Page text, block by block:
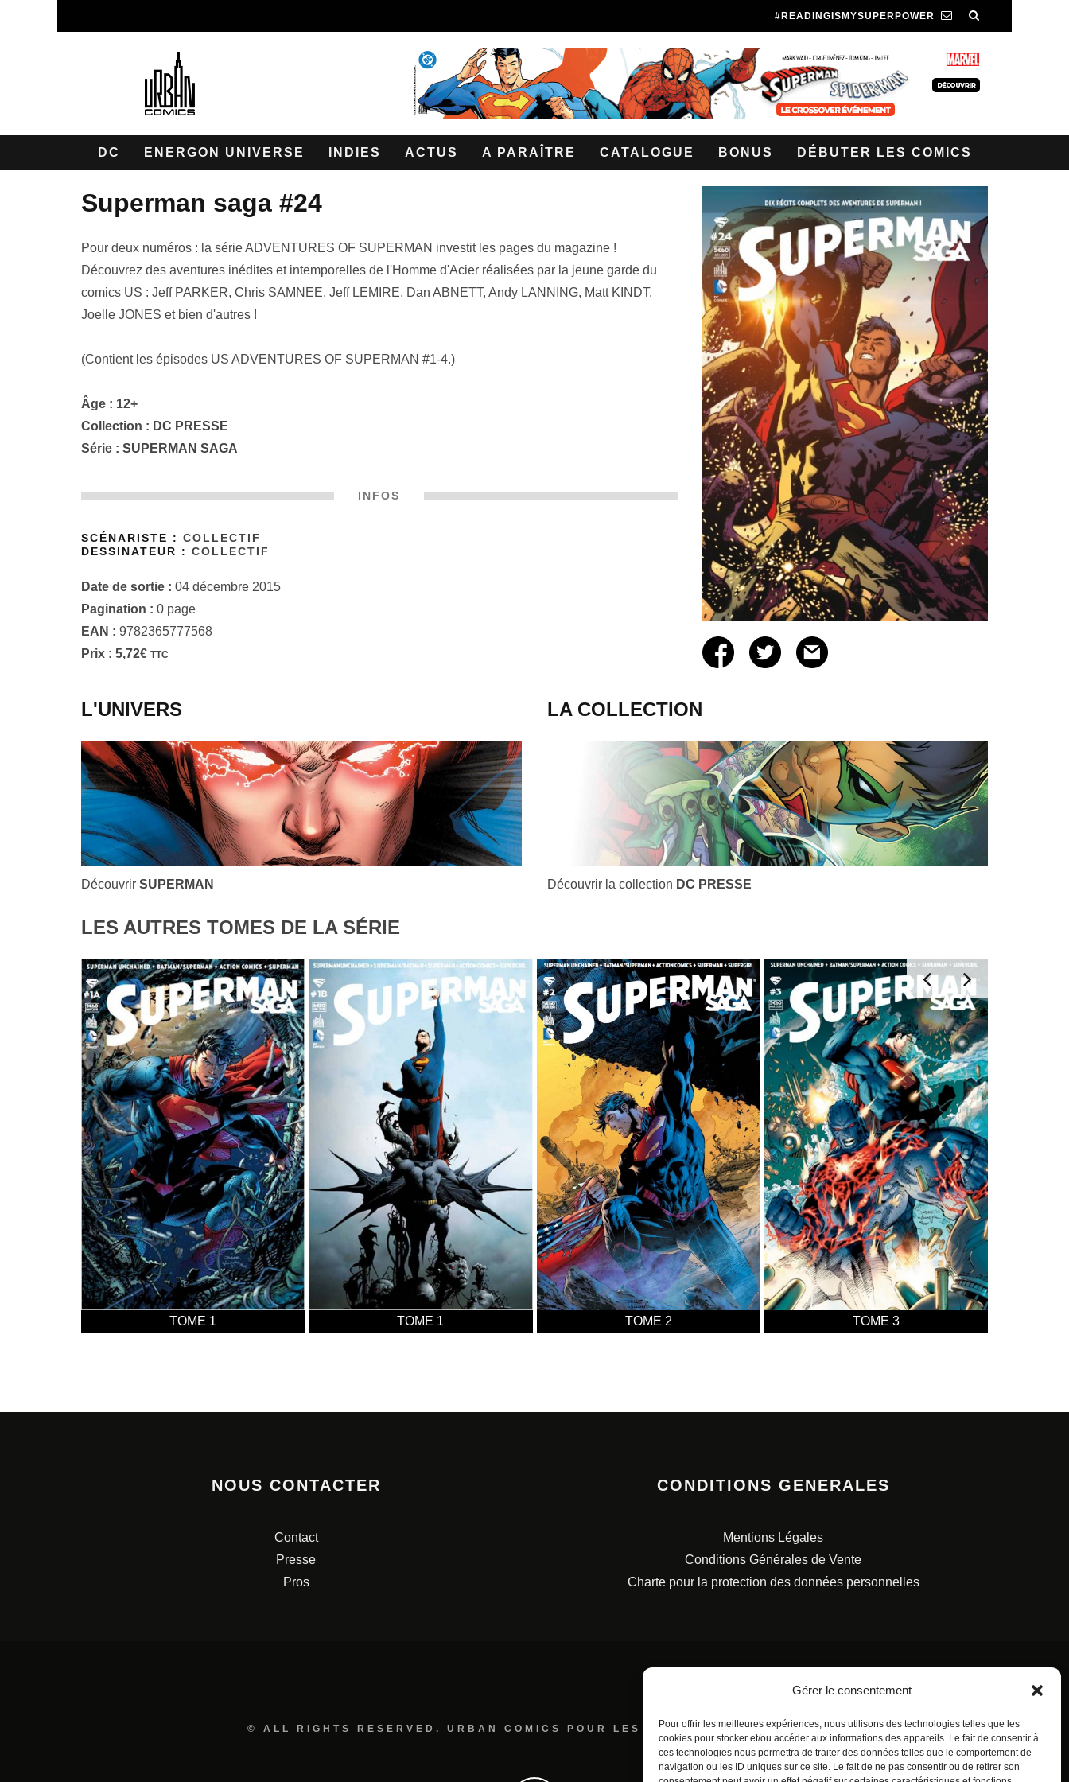
Gérer le consentement
Pour offrir les meilleures expériences, nous utilisons des technologies telles que les
cookies pour stocker et/ou accéder aux informations des appareils. Le fait de consentir à
ces technologies nous permettra de traiter des données telles que le comportement de
navigation ou les ID uniques sur ce site. Le fait de ne pas consentir ou de retirer son
#READINGISMYSUPERPOWER
DC ENERGON UNIVERSE INDIES ACTUS A PARAÎTRE CATALOGUE BONUS DÉBUTER LES COMICS
superman saga #24
Pour deux numéros : la série ADVENTURES OF SUPERMAN investit les pages du magazine !
Découvrez des aventures inédites et intemporelles de l'Homme d'Acier réalisées par la jeune garde du
comics US : Jeff PARKER, Chris SAMNEE, Jeff LEMIRE, Dan ABNETT, Andy LANNING, Matt KINDT,
Joelle JONES et bien d'autres !
(Contient les épisodes US ADVENTURES OF SUPERMAN #1-4.)
Âge : 12+
Collection : DC PRESSE
Série : SUPERMAN SAGA
INFOS
SCÉNARISTE : COLLECTIF
DESSINATEUR : COLLECTIF
Date de sortie : 04 décembre 2015
Pagination : 0 page
EAN : 9782365777568
Prix : 5,72€ TTC
L'UNIVERS
Découvrir SUPERMAN
LA COLLECTION
Découvrir la collection DC PRESSE
LES AUTRES TOMES DE LA SÉRIE
TOME 1 TOME 1 TOME 2 TOME 3
NOUS CONTACTER
Contact
Presse
Pros
CONDITIONS GENERALES
Mentions Légales
Conditions Générales de Vente
Charte pour la protection des données personnelles
© ALL RIGHTS RESERVED. URBAN COMICS POUR LES ÉDITIONS FRANÇAISES.